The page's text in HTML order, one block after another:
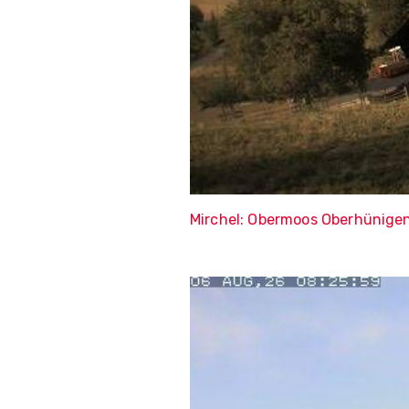
Mirchel: Obermoos